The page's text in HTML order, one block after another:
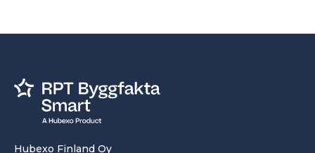
Hubexo Finland Oy